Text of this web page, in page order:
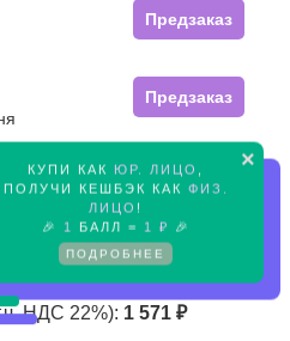
×
КУПИ КАК ЮР. ЛИЦО
ПОЛУЧИ КЕШБЭК КАК ФИЗ.
ЛИЦО !
🎉
1 БАЛЛ = 1 ₽ 🎉
ПОДРОБНЕЕ
Предзаказ
Предзаказ
Предзаказ
НДС 22%): 1 571 ₽